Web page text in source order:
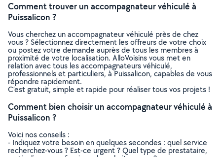
Comment trouver un accompagnateur véhiculé à
Puissalicon ?
Vous cherchez un accompagnateur véhiculé près de chez
vous ? Sélectionnez directement les offreurs de votre choix
ou postez votre demande auprès de tous les membres à
proximité de votre localisation. AlloVoisins vous met en
relation avec tous les accompagnateurs véhiculé,
professionnels et particuliers, à Puissalicon, capables de vous
répondre rapidement.
C’est gratuit, simple et rapide pour réaliser tous vos projets !
Comment bien choisir un accompagnateur véhiculé à
Puissalicon ?
Voici nos conseils :
- Indiquez votre besoin en quelques secondes : quel service
recherchez-vous ? Est-ce urgent ? Quel type de prestataire,